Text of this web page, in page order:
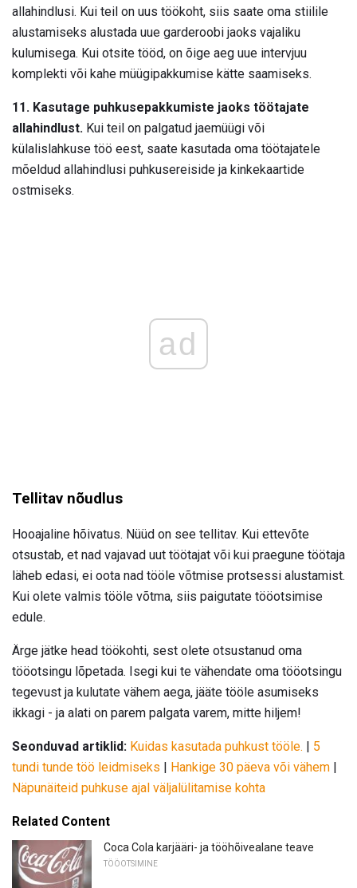
allahindlusi. Kui teil on uus töökoht, siis saate oma stiilile
alustamiseks alustada uue garderoobi jaoks vajaliku
kulumisega. Kui otsite tööd, on õige aeg uue intervjuu
komplekti või kahe müügipakkumise kätte saamiseks.
11. Kasutage puhkusepakkumiste jaoks töötajate
allahindlust. Kui teil on palgatud jaemüügi või
külalislahkuse töö eest, saate kasutada oma töötajatele
mõeldud allahindlusi puhkusereiside ja kinkekaartide
ostmiseks.
ad
Tellitav nõudlus
Hooajaline hõivatus. Nüüd on see tellitav. Kui ettevõte
otsustab, et nad vajavad uut töötajat või kui praegune töötaja
läheb edasi, ei oota nad tööle võtmise protsessi alustamist.
Kui olete valmis tööle võtma, siis paigutate tööotsimise
edule.
Ärge jätke head töökohti, sest olete otsustanud oma
tööotsingu lõpetada. Isegi kui te vähendate oma tööotsingu
tegevust ja kulutate vähem aega, jääte tööle asumiseks
ikkagi - ja alati on parem palgata varem, mitte hiljem!
Seonduvad artiklid: Kuidas kasutada puhkust tööle. | 5
tundi tunde töö leidmiseks | Hankige 30 päeva või vähem |
Näpunäiteid puhkuse ajal väljalülitamise kohta
Related Content
Coca Cola karjääri- ja tööhõivealane teave
TÖÖOTSIMINE